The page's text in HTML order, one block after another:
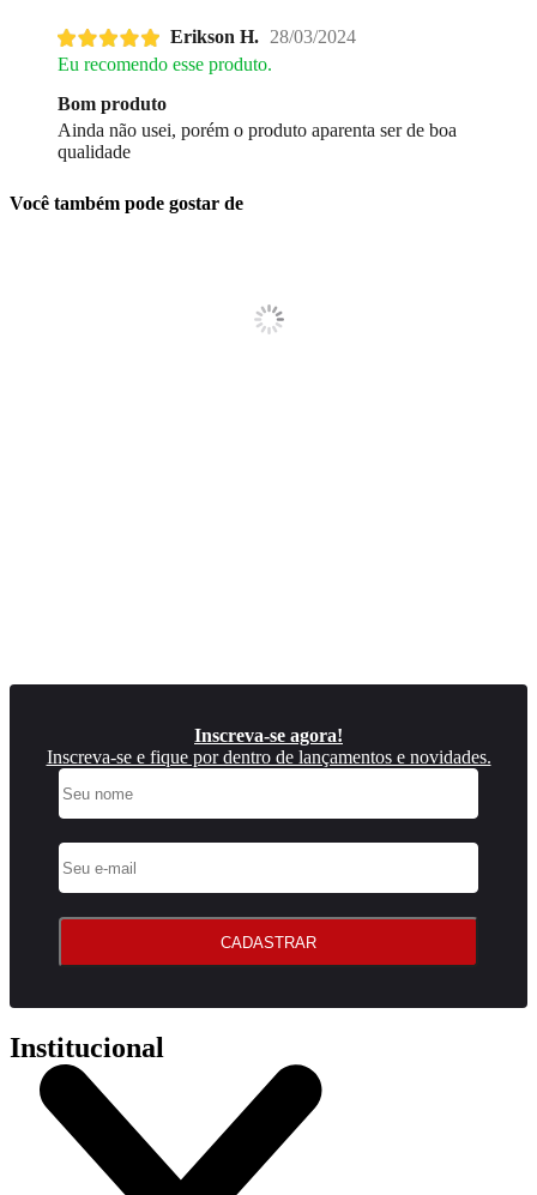
Erikson H. 28/03/2024
Eu recomendo esse produto.
Bom produto
Ainda não usei, porém o produto aparenta ser de boa
qualidade
Você também pode gostar de
Inscreva-se agora!
Inscreva-se e fique por dentro de lançamentos e novidades.
CADASTRAR
Institucional